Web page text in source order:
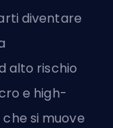
diventare
alto rischio
e high-
si muove